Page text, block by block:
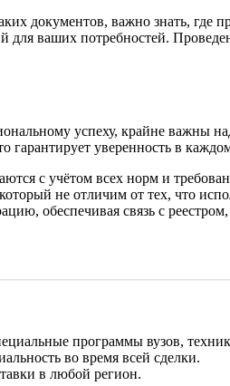
документов, важно знать,
ваших потребностей.
успеху, крайне важны
гарантирует уверенность в
с учётом всех норм и
не отличим от тех, что
обеспечивая связь с
программы вузов,
во время всей сделки.
в любой регион.